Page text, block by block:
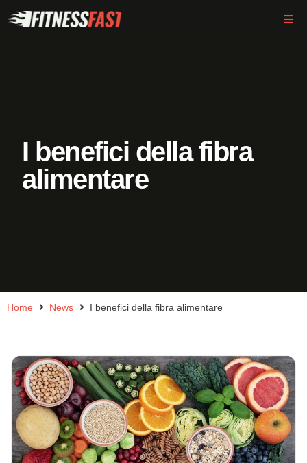
I benefici della fibra
alimentare
Home News I benefici della fibra alimentare